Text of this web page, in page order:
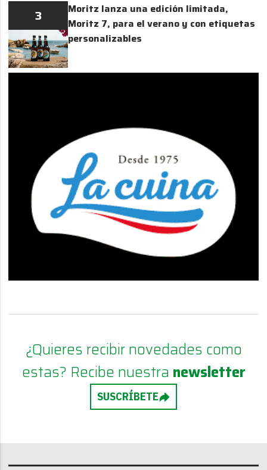
3
Moritz lanza una edición limitada,
Moritz 7, para el verano y con etiquetas
personalizables
¿Quieres recibir novedades como
estas? Recibe nuestra newsletter
SUSCRÍBETE